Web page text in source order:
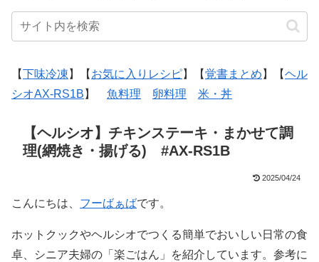
【下味冷凍 】【 お気に入りレシピ】【覚書まとめ 】【ヘル
シオAX-RS1B 】 魚料理 卵料理 米・丼
【ヘルシオ】チキンステーキ・まかせて調
理(網焼き・揚げる) #AX-RS1B
2025/04/24
こんにちは、 フーばぁばです。
ホットクックやヘルシオでつくる簡単でおいしい日常の食
卓、シニア夫婦の「楽ごはん」を紹介しています。参考に